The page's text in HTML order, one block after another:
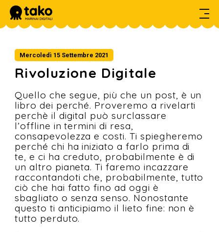
PROGETTI
Mercoledì 15 Settembre 2021
Rivoluzione Digitale
Quello che segue, più che un post, è un
libro dei perché. Proveremo a rivelarti
perchè il digital può surclassare
l’offline in termini di resa,
consapevolezza e costi. Ti spiegheremo
perché chi ha iniziato a farlo prima di
te, e ci ha creduto, probabilmente è di
un altro pianeta. Ti faremo incazzare
raccontandoti che, probabilmente, tutto
ciò che hai fatto fino ad oggi è
sbagliato o senza senso. Nonostante
questo ti anticipiamo il lieto fine: non è
tutto perduto.